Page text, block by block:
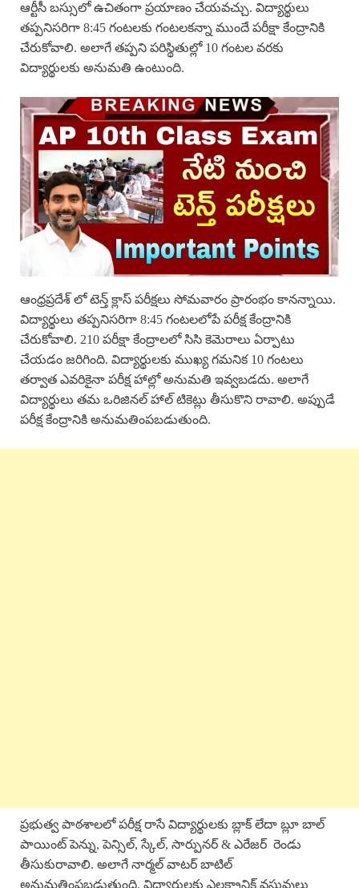
ఆర్టీసీ బస్సులో ఉచితంగా ప్రయాణం చేయవచ్చు. విద్యార్థులు
తప్పనిసరిగా 8:45 గంటలకు గంటలకన్నా ముందే పరీక్షా కేంద్రానికి
చేరుకోవాలి. అలాగే తప్పని పరిస్థితుల్లో 10 గంటల వరకు
విద్యార్థులకు అనుమతి ఉంటుంది.
ఆంధ్రప్రదేశ్ లో టెన్త్ క్లాస్ పరీక్షలు సోమవారం ప్రారంభం కానన్నాయి.
విద్యార్థులు తప్పనిసరిగా 8:45 గంటలలోపే పరీక్ష కేంద్రానికి
చేరుకోవాలి. 210 పరీక్షా కేంద్రాలలో సిసి కెమెరాలు ఏర్పాటు
చేయడం జరిగింది. విద్యార్థులకు ముఖ్య గమనిక 10 గంటలు
తర్వాత ఎవరికైనా పరీక్ష హాల్లో అనుమతి ఇవ్వబడదు. అలాగే
విద్యార్థులు తమ ఒరిజినల్ హాల్ టికెట్లు తీసుకొని రావాలి. అప్పుడే
పరీక్ష కేంద్రానికి అనుమతింపబడుతుంది.
ప్రభుత్వ పాఠశాలలో పరీక్ష రాసే విద్యార్థులకు బ్లాక్ లేదా బ్లూ బాల్
పాయింట్ పెన్ను, పెన్సిల్, స్కేల్, సార్పునర్ & ఎరేజర్ రెండు
తీసుకురావాలి. అలాగే నార్మల్ వాటర్ బాటిల్
అనుమతింపబడుతుంది. విద్యార్థులకు ఎలక్ట్రానిక్ వస్తువులు